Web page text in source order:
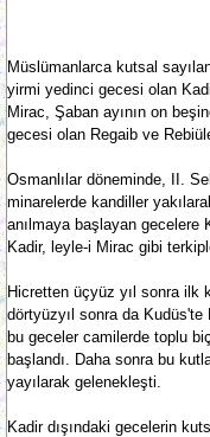
Müslümanlarca kutsal
yirmi yedinci gecesi olan
Mirac, Şaban ayının on
gecesi olan Regaib ve
Osmanlılar döneminde, II.
minarelerde kandiller
anılmaya başlayan gecelere
Kadir, leyle-i Mirac gibi
Hicretten üçyüz yıl sonra ilk
dörtyüzyıl sonra da
bu geceler camilerde toplu
başlandı. Daha sonra bu
yayılarak gelenekleşti.
Kadir dışındaki gecelerin